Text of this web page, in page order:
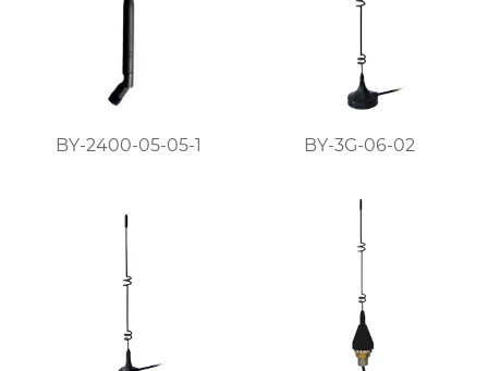
BY-2400-05-05-1 BY-3G-06-02